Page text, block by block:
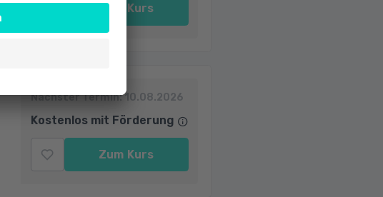
Zum Kurs
Nächster Termin:10.08.2026
Kostenlos mit Förderung
Zum Kurs